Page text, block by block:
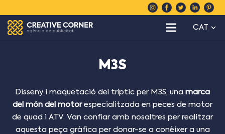
CAT
M3S
Disseny i maquetació del tríptic per M3S, una marca
del món del motorespecialitzada en peces de motor
de quad i ATV. Van confiar amb nosaltres per realitzar
aquesta peça gràfica per donar-se a conèixer a una